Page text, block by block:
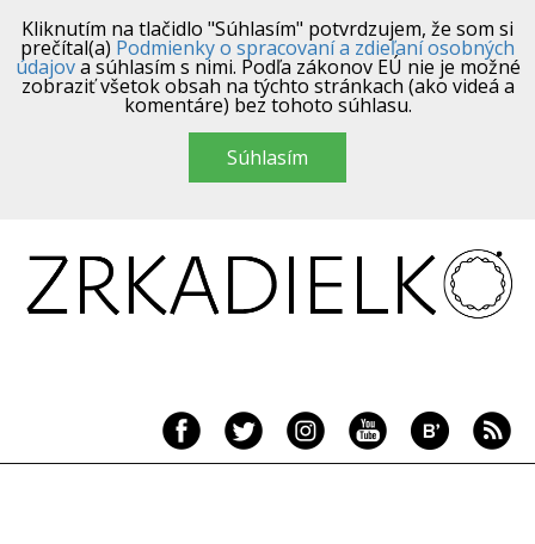
Kliknutím na tlačidlo "Súhlasím" potvrdzujem, že som si
prečítal(a) Podmienky o spracovaní a zdieľaní osobných
údajova súhlasím s nimi. Podľa zákonov EÚ nie je možné
zobraziť všetok obsah na týchto stránkach (ako videá a
komentáre) bez tohoto súhlasu.
Súhlasím